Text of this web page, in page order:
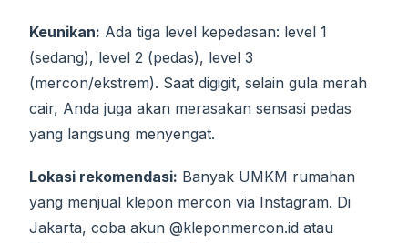
Keunikan: Ada tiga level kepedasan: level 1
(sedang), level 2 (pedas), level 3
(mercon/ekstrem). Saat digigit, selain gula merah
cair, Anda juga akan merasakan sensasi pedas
yang langsung menyengat.
Lokasi rekomendasi: Banyak UMKM rumahan
yang menjual klepon mercon via Instagram. Di
Jakarta, coba akun @kleponmercon.id atau